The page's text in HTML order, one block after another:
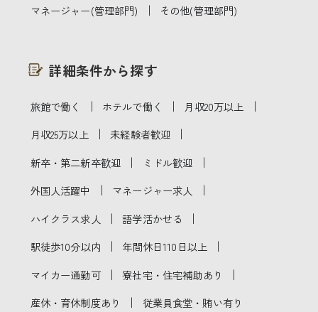
マネージャー(管理部門) ｜ その他(管理部門)
詳細条件から探す
旅館で働く ｜ ホテルで働く ｜ 月収20万以上 ｜
月収25万以上 ｜ 未経験者歓迎 ｜
新卒・第二新卒歓迎 ｜ ミドル歓迎 ｜
外国人活躍中 ｜ マネージャー求人 ｜
ハイクラス求人 ｜ 語学活かせる ｜
駅徒歩10分以内 ｜ 年間休日110日以上 ｜
マイカー通勤可 ｜ 寮社宅・住宅補助あり ｜
産休・育休制度あり ｜ 従業員食堂・賄い有り